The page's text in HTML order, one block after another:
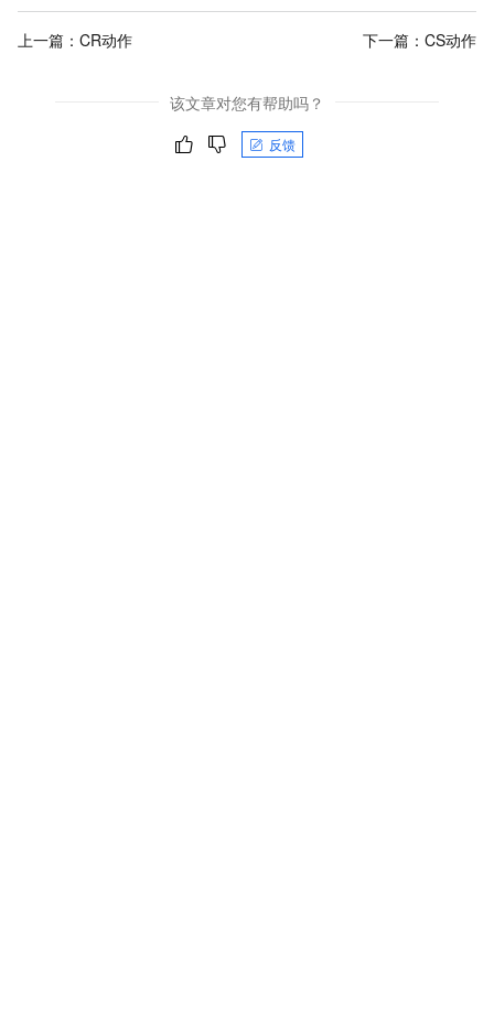
上一篇： CR动作 下一篇： CS动作
该文章对您有帮助吗？
反馈